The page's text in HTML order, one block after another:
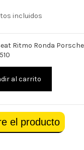
incluidos
Ritmo Ronda Porsche
al carrito
el producto